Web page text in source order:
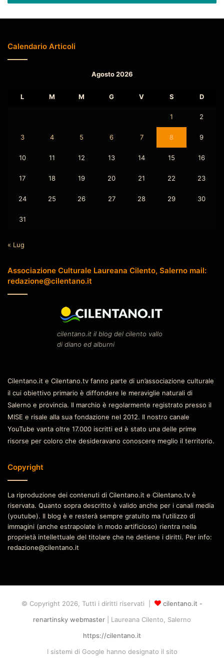
Calendario Articoli
Agosto 2026
L M M G V S D
1 2
3 4 5 6 7 8 9
10 11 12 13 14 15 16
17 18 19 20 21 22 23
24 25 26 27 28 29 30
31
« Lug
Associazione Culturale Laureana Cilento, Salerno mail:
redazione@cilentano.it
cilentano.it il blog del cilento vallo
di diano ed alburni
Cilentano.it e Cilentano.tv fanno parte di un’associazione culturale
il cui obiettivo primario è diffondere le meraviglie naturali di
Salerno e provincia. Il marchio è regolarmente registrato presso il
MISE e risale alla sua fondazione nel 2012. Il nostro canale
YouTube vanta oltre 17.000 iscritti ed è stato una delle prime
risorse per coloro che desideravano conoscere meglio il territorio.
Copyright
La riproduzione dei contenuti di Cilentano.it e Cilentano.tv è
riservata. Quanto sopra descritto è valido anche per i canali media
(youtube). Il blog è e resterà sempre gratuito ma l'utilizzo di
immagini (anche estrapolate in modo artificioso) rientra nella
proprietà intellettuale del titolare che ne detiene i diritti. Per info:
redazione@cilentano.it
© Copyright 2026, Tutti i diritti riservati |
cilentano.it -
renartinsky webmaster | Laureana Cilento, Salerno
https://cilentano.it
I sistemi di Google hanno designato il sito